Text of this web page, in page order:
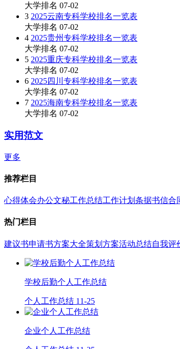
大学排名 07-02
3 2025云南专科学校排名一览表
大学排名 07-02
4 2025贵州专科学校排名一览表
大学排名 07-02
5 2025重庆专科学校排名一览表
大学排名 07-02
6 2025四川专科学校排名一览表
大学排名 07-02
7 2025海南专科学校排名一览表
大学排名 07-02
实用范文
更多
推荐栏目
心得体会办公文秘工作总结工作计划 条据书信合
热门栏目
建议书申请书方案大全策划方案活动总结自我评
学校后勤个人工作总结
个人工作总结 11-25
企业个人工作总结